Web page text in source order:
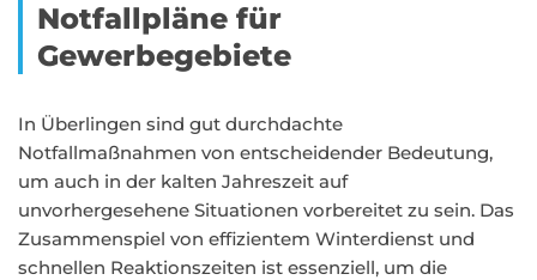
Notfallpläne für
Gewerbegebiete
In Überlingen sind gut durchdachte
Notfallmaßnahmen von entscheidender Bedeutung,
um auch in der kalten Jahreszeit auf
unvorhergesehene Situationen vorbereitet zu sein. Das
Zusammenspiel von effizientem Winterdienst und
schnellen Reaktionszeiten ist essenziell, um die